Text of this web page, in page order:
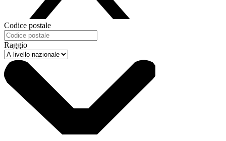
Codice postale
Raggio